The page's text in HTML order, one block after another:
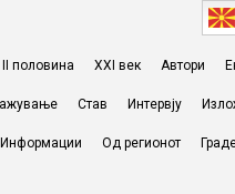
половина XXI век Автори
Став Интервју
Информации Од регионот